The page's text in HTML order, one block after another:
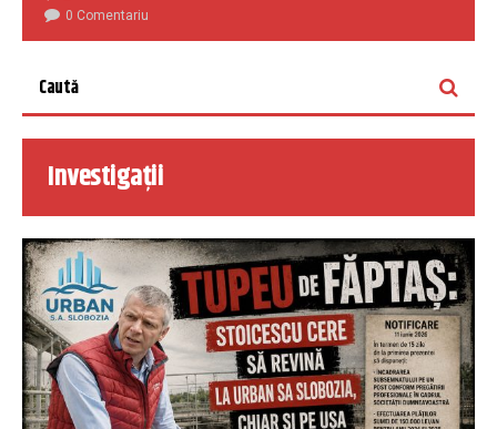
0 Comentariu
Investigații